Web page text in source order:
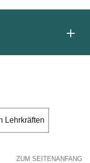
Lehrkräften
ZUM SEITENANFANG